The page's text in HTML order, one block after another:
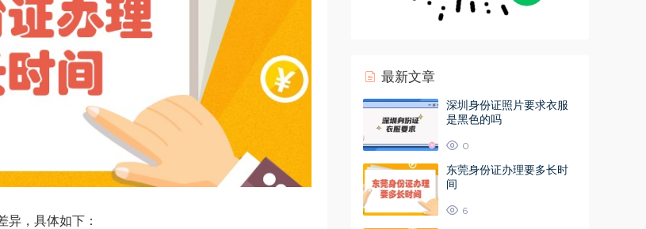
异，具体如下：
最新文章
深圳身份证照片要求衣服
是黑色的吗
0
东莞身份证办理要多长时
间
6